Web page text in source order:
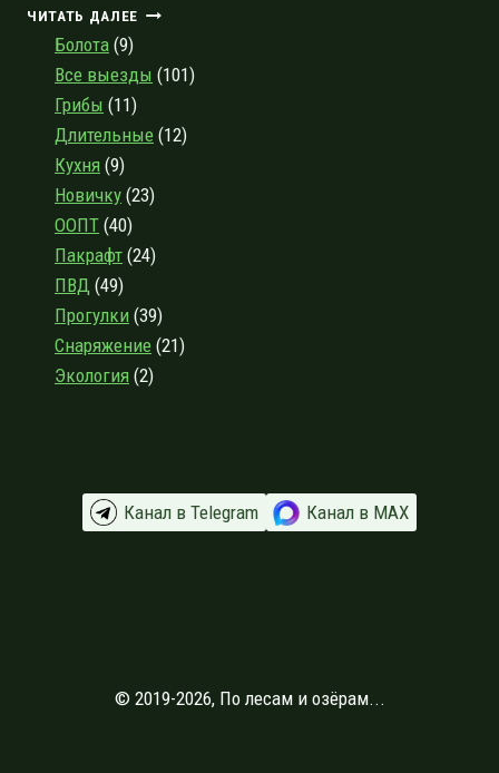
ЧИТАТЬ ДАЛЕЕ РЕЛАКС-
ЭЛЕМЕНТАМИ
ИЗ
ПРИОЗЕРСКА
КАПЕАСАЛМИ
Болота (9)
Все выезды (101)
Грибы (11)
Длительные (12)
Кухня (9)
Новичку (23)
ООПТ (40)
Пакрафт (24)
ПВД (49)
Прогулки (39)
Снаряжение (21)
Экология (2)
Канал в Telegram Канал в МАХ
© 2019-2026, По лесам и озёрам...